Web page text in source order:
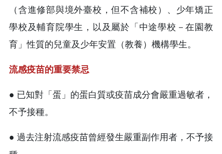
（含進修部與境外臺校，但不含補校）、少年矯正
學校及輔育院學生，以及屬於「中途學校－在園教
育」性質的兒童及少年安置（教養）機構學生。
流感疫苗的重要禁忌
● 已知對「蛋」的蛋白質或疫苗成分會嚴重過敏者，
不予接種。
● 過去注射流感疫苗曾經發生嚴重副作用者，不予接